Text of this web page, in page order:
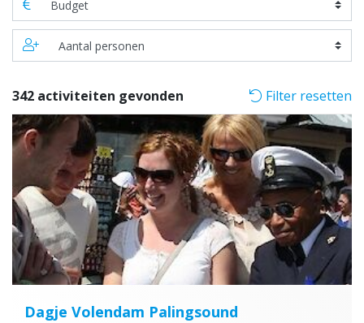
342 activiteiten gevonden Filter resetten
Dagje Volendam Palingsound